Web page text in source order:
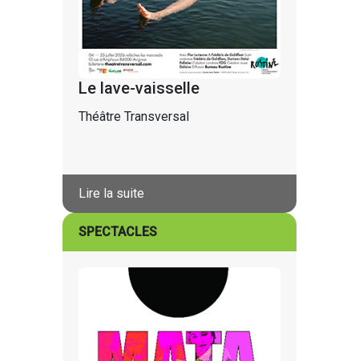
Le lave-vaisselle
Théâtre Transversal
Lire la suite
SPECTACLES